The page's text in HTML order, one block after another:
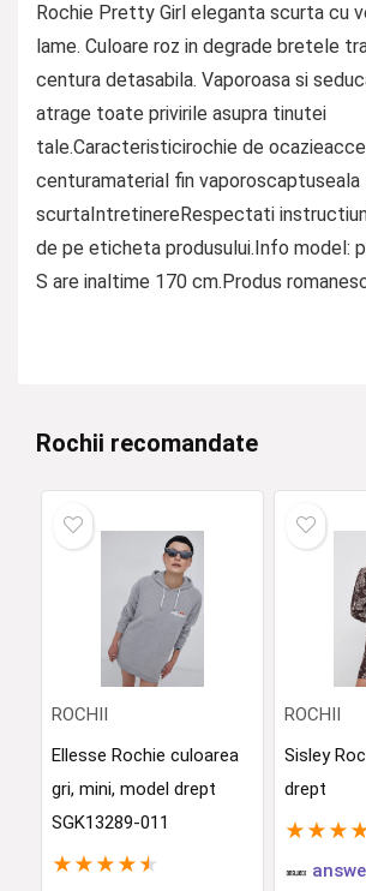
Rochie Pretty Girl eleganta scurta cu
lame. Culoare roz in degrade bretele
centura detasabila. Vaporoasa si
atrage toate privirile asupra tinutei
tale.Caracteristicirochie de
centuramaterial fin vaporoscaptuseala
scurtaIntretinereRespectati
de pe eticheta produsului.Info model:
S are inaltime 170 cm.Produs
Rochii recomandate
ROCHII
Ellesse Rochie culoarea
gri, mini, model drept
SGK13289-011
★ ★ ★ ★ ★
ROCHII
Sisley
drept
★ ★ ★